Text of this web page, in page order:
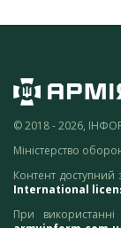
© 2018 - 2026,
Міністерство
Контент доступний
International
При